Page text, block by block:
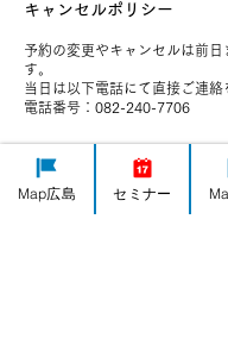
キャンセルポリシー
予約の変更やキャンセルは前日
す。
当日は以下電話にて直接ご連絡
電話番号：082-240-7706
連絡先
Map広島 セミナー